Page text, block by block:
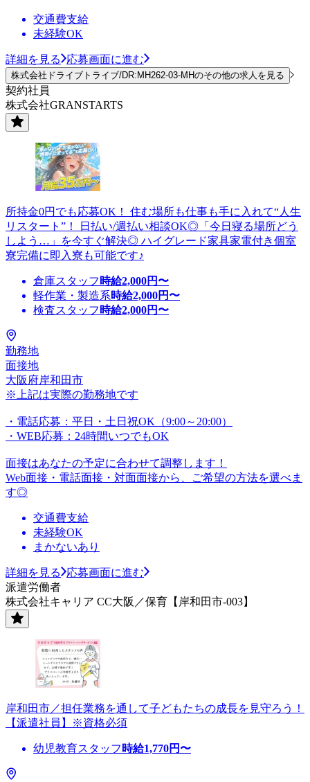
交通費支給
未経験OK
詳細を見る 応募画面に進む
株式会社ドライブトライブ/DR:MH262-03-MHのその他の求人を見る
契約社員
株式会社GRANSTARTS
所持金0円でも応募OK！ 住む場所も仕事も手に入れて“人生
リスタート”！ 日払い/週払い相談OK◎「今日寝る場所どう
しよう…」を今すぐ解決◎ ハイグレード家具家電付き個室
寮完備に即入寮も可能です♪
倉庫スタッフ 時給2,000円〜
軽作業・製造系時給2,000円〜
検査スタッフ 時給2,000円〜
勤務地
面接地
大阪府岸和田市
※上記は実際の勤務地です
・電話応募：平日・土日祝OK（9:00～20:00）
・WEB応募：24時間いつでもOK
面接はあなたの予定に合わせて調整します！
Web面接・電話面接・対面面接から、ご希望の方法を選べま
す◎
交通費支給
未経験OK
まかないあり
詳細を見る
応募画面に進む
派遣労働者
株式会社キャリア CC大阪／保育【岸和田市-003】
岸和田市／担任業務を通して子どもたちの成長を見守ろう！
【派遣社員】※資格必須
幼児教育スタッフ 時給1,770円〜